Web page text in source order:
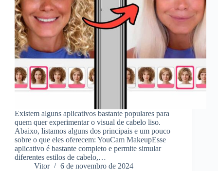
Existem alguns aplicativos bastante populares para
quem quer experimentar o visual de cabelo liso.
Abaixo, listamos alguns dos principais e um pouco
sobre o que eles oferecem: YouCam MakeupEsse
aplicativo é bastante completo e permite simular
diferentes estilos de cabelo,…
Vitor
6 de novembro de 2024